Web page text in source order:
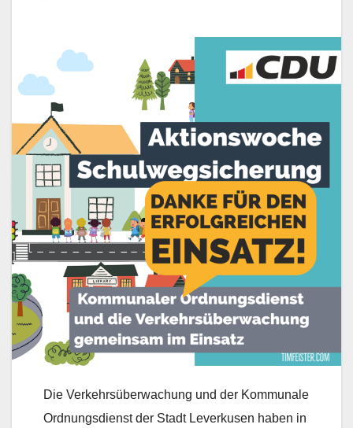
Die Verkehrsüberwachung und der Kommunale
Ordnungsdienst der Stadt Leverkusen haben in